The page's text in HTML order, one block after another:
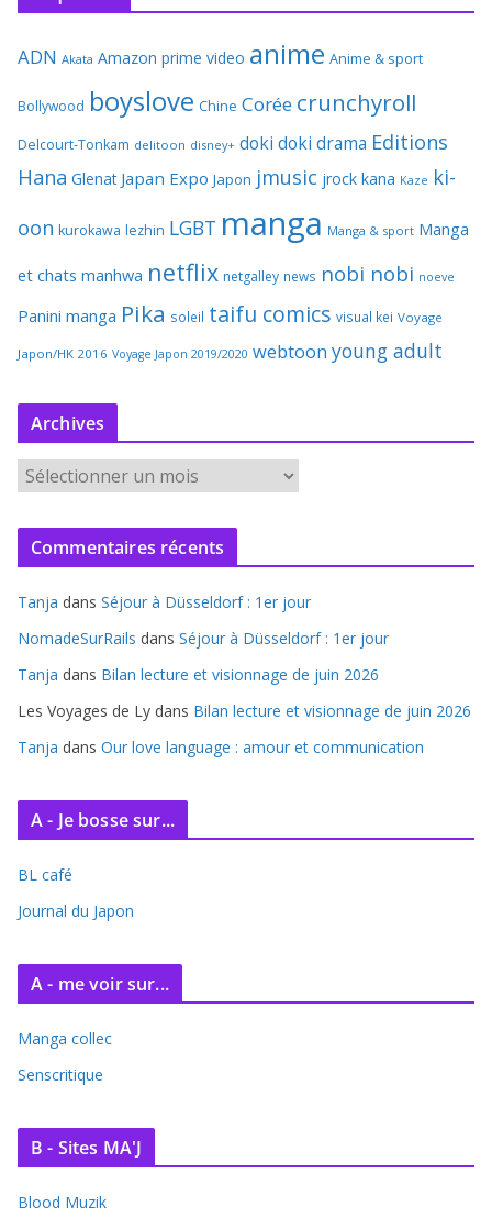
ADN Akata Amazon prime video anime Anime & sport
Bollywood boyslove Chine Corée crunchyroll
Delcourt-Tonkam delitoon disney+ doki doki drama Editions
Hana Glenat Japan Expo Japon jmusic jrock kana Kaze ki-
oon kurokawa lezhin LGBT manga Manga & sport Manga
et chats manhwa netflix netgalley news nobi nobi noeve
Panini manga Pika soleil taifu comics visual kei Voyage
Japon/HK 2016 Voyage Japon 2019/2020 webtoon young adult
Archives
r
c
v
e
s
Commentaires récents
Tanja dans Séjour à Düsseldorf : 1er jour
NomadeSurRails dans Séjour à Düsseldorf : 1er jour
Tanja dans Bilan lecture et visionnage de juin 2026
Les Voyages de Ly dans Bilan lecture et visionnage de juin 2026
Tanja dans Our love language : amour et communication
A - Je bosse sur...
BL café
Journal du Japon
A - me voir sur...
Manga collec
Senscritique
B - Sites MA'J
Blood Muzik